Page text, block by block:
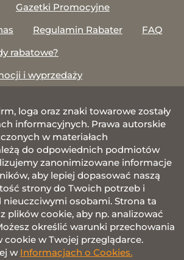
Gazetki Promocyjne
Regulamin Rabater
FAQ
rabatowe?
i wyprzedaży
loga oraz znaki towarowe zostały
informacyjnych. Prawa autorskie
w materiałach
do odpowiednich podmiotów
zanonimizowane informacje
aby lepiej dopasować naszą
strony do Twoich potrzeb i
nieuczciwymi osobami. Strona ta
plików cookie, aby np. analizować
określić warunki przechowania
w Twojej przeglądarce.
w Informacjach o Cookies.